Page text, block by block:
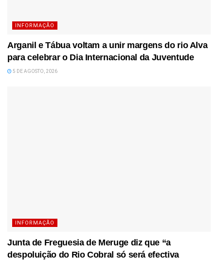
INFORMAÇÃO
Arganil e Tábua voltam a unir margens do rio Alva
para celebrar o Dia Internacional da Juventude
5 DE AGOSTO, 2026
INFORMAÇÃO
Junta de Freguesia de Meruge diz que “a
despoluição do Rio Cobral só será efectiva